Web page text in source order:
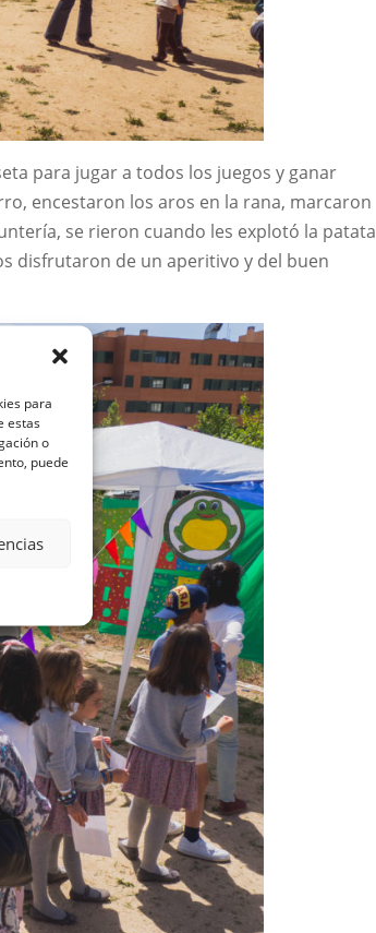
para
estas
o
puede
para jugar a todos los juegos y ganar
encestaron los aros en la rana, marcaron
se rieron cuando les explotó la patata
disfrutaron de un aperitivo y del buen